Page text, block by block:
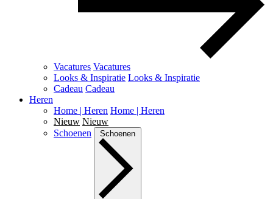
Vacatures Vacatures
Looks & Inspiratie Looks & Inspiratie
Cadeau Cadeau
Heren
Home | Heren Home | Heren
Nieuw Nieuw
Schoenen
Schoenen